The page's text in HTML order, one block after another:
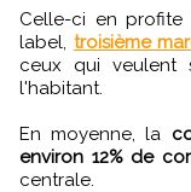
Celle-ci en
label, troisième
ceux qui veulent
l'habitant.
En moyenne, la
environ 12% de
centrale.